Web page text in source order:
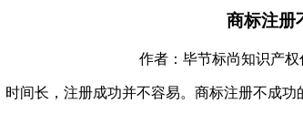
商标注册
作者：毕节标尚知识产权
间长，注册成功并不容易。商标注册不成功